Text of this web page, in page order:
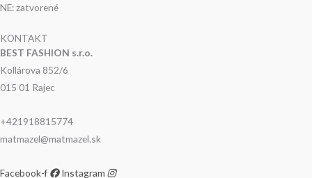
NE: zatvorené
KONTAKT
BEST FASHION s.r.o.
Kollárova 852/6
015 01 Rajec
+421918815774
matmazel@matmazel.sk
Facebook-f
Instagram